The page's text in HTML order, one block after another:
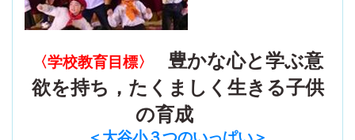
〈学校教育目標〉
豊かな心と学ぶ意
欲を持ち，たくましく生きる子供
の育成